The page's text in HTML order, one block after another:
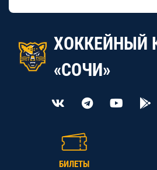
ХОККЕЙНЫЙ
«СОЧИ»
БИЛЕТЫ